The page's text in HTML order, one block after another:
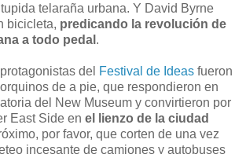
telaraña urbana. Y David Byrne
bicicleta, predicando la revolución de
a todo pedal .
del Festival de Ideas fueron
de a pie, que respondieron en
del New Museum y convirtieron por
East Side en el lienzo de la ciudad
por favor, que corten de una vez
incesante de camiones y autobuses